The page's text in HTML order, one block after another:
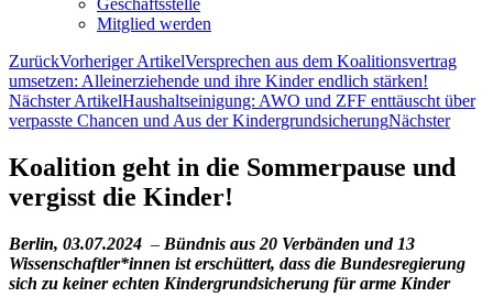
Geschäftsstelle
Mitglied werden
ZurückVorheriger ArtikelVersprechen aus dem Koalitionsvertrag
umsetzen: Alleinerziehende und ihre Kinder endlich stärken!
Nächster ArtikelHaushaltseinigung: AWO und ZFF enttäuscht über
verpasste Chancen und Aus der KindergrundsicherungNächster
Koalition geht in die Sommerpause und
vergisst die Kinder!
Berlin, 03.07.2024 – Bündnis aus 20 Verbänden und 13
Wissenschaftler*innen ist erschüttert, dass die Bundesregierung
sich zu keiner echten Kindergrundsicherung für arme Kinder